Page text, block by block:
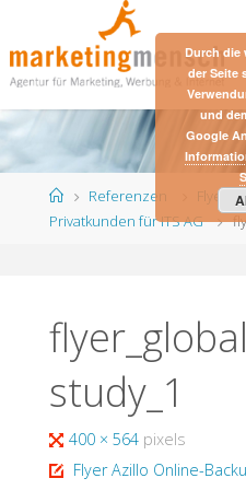
content
HomeReferenzen
Flyer
Privatkunden für ITS AG
study_1
Full
size
400 × 564 pixels
Flyer Azillo Online-
Durch die
der Seite
und
Google